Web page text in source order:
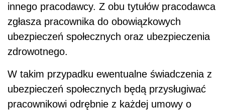
innego pracodawcy. Z obu tytułów pracodawca
zgłasza pracownika do obowiązkowych
ubezpieczeń społecznych oraz ubezpieczenia
zdrowotnego.
W takim przypadku ewentualne świadczenia z
ubezpieczeń społecznych będą przysługiwać
pracownikowi odrębnie z każdej umowy o